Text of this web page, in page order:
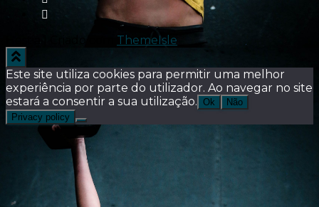
ThemeIsle
Este site utiliza cookies para permitir uma melhor
experiência por parte do utilizador. Ao navegar no site
estará a consentir a sua utilização. Ok
Não
Privacy policy